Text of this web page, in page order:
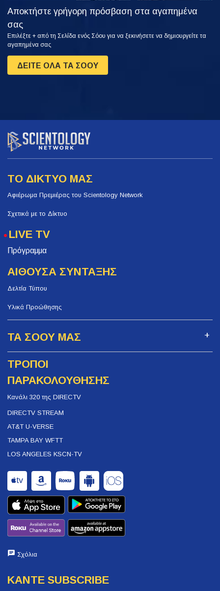
Αποκτήστε γρήγορη πρόσβαση στα αγαπημένα
σας
Επιλέξτε + από τη Σελίδα ενός Σόου για να ξεκινήσετε να δημιουργείτε τα
αγαπημένα σας
ΔΕΙΤΕ ΟΛΑ ΤΑ ΣΟΟΥ
ΤΟ ΔΙΚΤΥΟ ΜΑΣ
Αφιέρωμα Πρεμιέρας του Scientology Network
Σχετικά με το Δίκτυο
LIVE TV
Πρόγραμμα
ΑΙΘΟΥΣΑ ΣΥΝΤΑΞΗΣ
Δελτία Τύπου
Υλικά Προώθησης
ΤΑ ΣΟΟΥ ΜΑΣ
ΤΡΟΠΟΙ
ΠΑΡΑΚΟΛΟΥΘΗΣΗΣ
Κανάλι 320 της DIRECTV
DIRECTV STREAM
AT&T U-VERSE
TAMPA BAY WFTT
LOS ANGELES KSCN-TV
Σχόλια
ΚΑΝΤΕ SUBSCRIBE